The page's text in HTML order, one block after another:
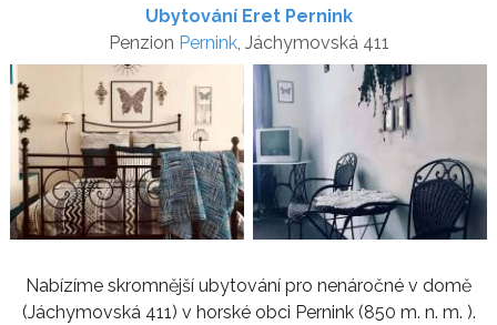
Ubytování Eret Pernink
Penzion Pernink, Jáchymovská 411
Nabízíme skromnější ubytování pro nenáročné v domě
(Jáchymovská 411) v horské obci Pernink (850 m. n. m. ).